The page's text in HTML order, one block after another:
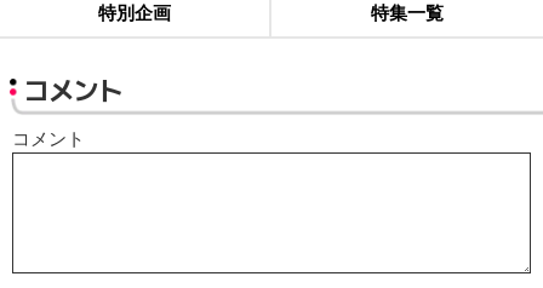
特別企画 特集一覧
コメント
コメント